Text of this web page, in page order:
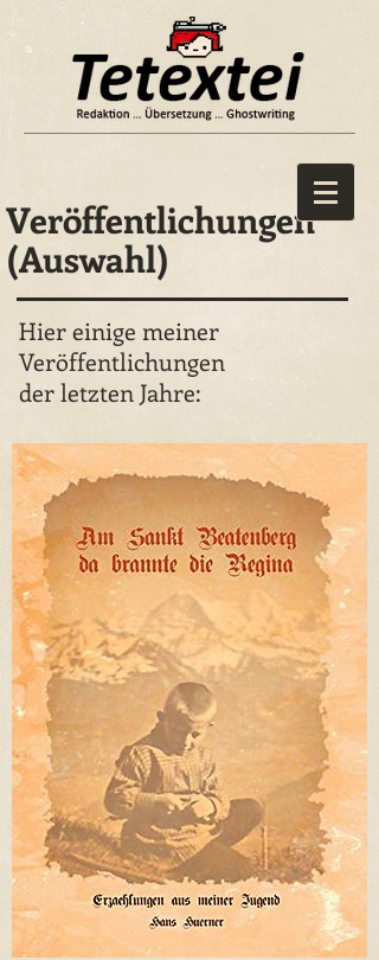
Veröffentlichungen
(Auswahl)
Hier einige meiner
Veröffentlichungen
derletzten Jahre: